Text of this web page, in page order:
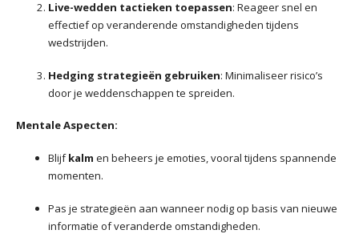
Live-wedden tactieken toepassen: Reageer snel en
effectief op veranderende omstandigheden tijdens
wedstrijden.
Hedging strategieën gebruiken: Minimaliseer risico’s
door je weddenschappen te spreiden.
Mentale Aspecten:
Blijfkalm en beheers je emoties, vooral tijdens spannende
momenten.
Pas je strategieën aan wanneer nodig op basis van nieuwe
informatie of veranderde omstandigheden.